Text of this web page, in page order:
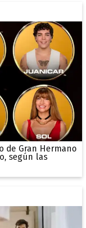
de Gran Hermano
según las